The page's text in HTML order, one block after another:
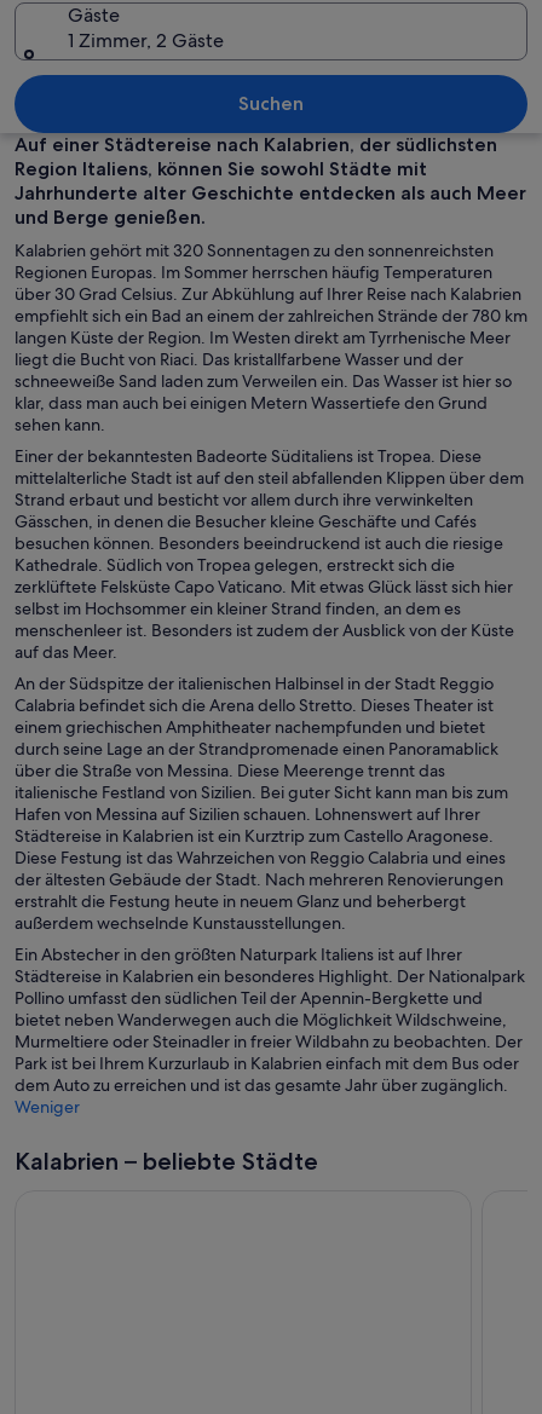
Eine Küstenstadt mit Häusern, die
Gäste
1 Zimmer, 2 Gäste
Suchen
Auf einer Städtereise nach Kalabrien, der südlichsten
Region Italiens, können Sie sowohl Städte mit
Jahrhunderte alter Geschichte entdecken als auch Meer
und Berge genießen.
Kalabrien gehört mit 320 Sonnentagen zu den sonnenreichsten
Regionen Europas. Im Sommer herrschen häufig Temperaturen
über 30 Grad Celsius. Zur Abkühlung auf Ihrer Reise nach Kalabrien
empfiehlt sich ein Bad an einem der zahlreichen Strände der 780 km
langen Küste der Region. Im Westen direkt am Tyrrhenische Meer
liegt die Bucht von Riaci. Das kristallfarbene Wasser und der
schneeweiße Sand laden zum Verweilen ein. Das Wasser ist hier so
klar, dass man auch bei einigen Metern Wassertiefe den Grund
sehen kann.
Einer der bekanntesten Badeorte Süditaliens ist Tropea. Diese
mittelalterliche Stadt ist auf den steil abfallenden Klippen über dem
Strand erbaut und besticht vor allem durch ihre verwinkelten
Gässchen, in denen die Besucher kleine Geschäfte und Cafés
besuchen können. Besonders beeindruckend ist auch die riesige
Kathedrale. Südlich von Tropea gelegen, erstreckt sich die
zerklüftete Felsküste Capo Vaticano. Mit etwas Glück lässt sich hier
selbst im Hochsommer ein kleiner Strand finden, an dem es
menschenleer ist. Besonders ist zudem der Ausblick von der Küste
auf das Meer.
An der Südspitze der italienischen Halbinsel in der Stadt Reggio
Calabria befindet sich die Arena dello Stretto. Dieses Theater ist
einem griechischen Amphitheater nachempfunden und bietet
durch seine Lage an der Strandpromenade einen Panoramablick
über die Straße von Messina. Diese Meerenge trennt das
italienische Festland von Sizilien. Bei guter Sicht kann man bis zum
Hafen von Messina auf Sizilien schauen. Lohnenswert auf Ihrer
Städtereise in Kalabrien ist ein Kurztrip zum Castello Aragonese.
Diese Festung ist das Wahrzeichen von Reggio Calabria und eines
der ältesten Gebäude der Stadt. Nach mehreren Renovierungen
erstrahlt die Festung heute in neuem Glanz und beherbergt
außerdem wechselnde Kunstausstellungen.
Ein Abstecher in den größten Naturpark Italiens ist auf Ihrer
Städtereise in Kalabrien ein besonderes Highlight. Der Nationalpark
Pollino umfasst den südlichen Teil der Apennin-Bergkette und
bietet neben Wanderwegen auch die Möglichkeit Wildschweine,
Murmeltiere oder Steinadler in freier Wildbahn zu beobachten. Der
Park ist bei Ihrem Kurzurlaub in Kalabrien einfach mit dem Bus oder
dem Auto zu erreichen und ist das gesamte Jahr über zugänglich.
Weniger
Kalabrien – beliebte Städte